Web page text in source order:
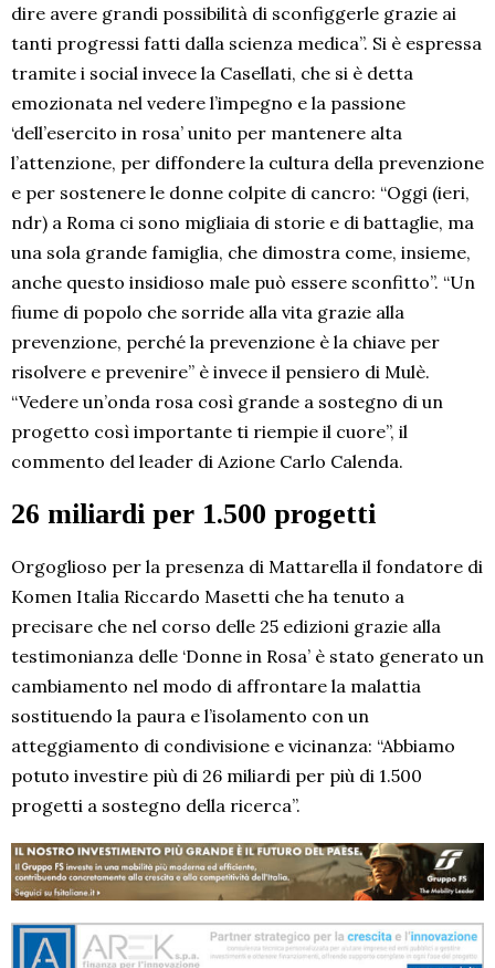
dire avere grandi possibilità di sconfiggerle grazie ai
tanti progressi fatti dalla scienza medica”. Si è espressa
tramite i social invece la Casellati, che si è detta
emozionata nel vedere l’impegno e la passione
‘dell’esercito in rosa’ unito per mantenere alta
l’attenzione, per diffondere la cultura della prevenzione
e per sostenere le donne colpite di cancro: “Oggi (ieri,
ndr) a Roma ci sono migliaia di storie e di battaglie, ma
una sola grande famiglia, che dimostra come, insieme,
anche questo insidioso male può essere sconfitto”. “Un
fiume di popolo che sorride alla vita grazie alla
prevenzione, perché la prevenzione è la chiave per
risolvere e prevenire” è invece il pensiero di Mulè.
“Vedere un’onda rosa così grande a sostegno di un
progetto così importante ti riempie il cuore”, il
commento del leader di Azione Carlo Calenda.
26 miliardi per 1.500 progetti
Orgoglioso per la presenza di Mattarella il fondatore di
Komen Italia Riccardo Masetti che ha tenuto a
precisare che nel corso delle 25 edizioni grazie alla
testimonianza delle ‘Donne in Rosa’ è stato generato un
cambiamento nel modo di affrontare la malattia
sostituendo la paura e l’isolamento con un
atteggiamento di condivisione e vicinanza: “Abbiamo
potuto investire più di 26 miliardi per più di 1.500
progetti a sostegno della ricerca”.